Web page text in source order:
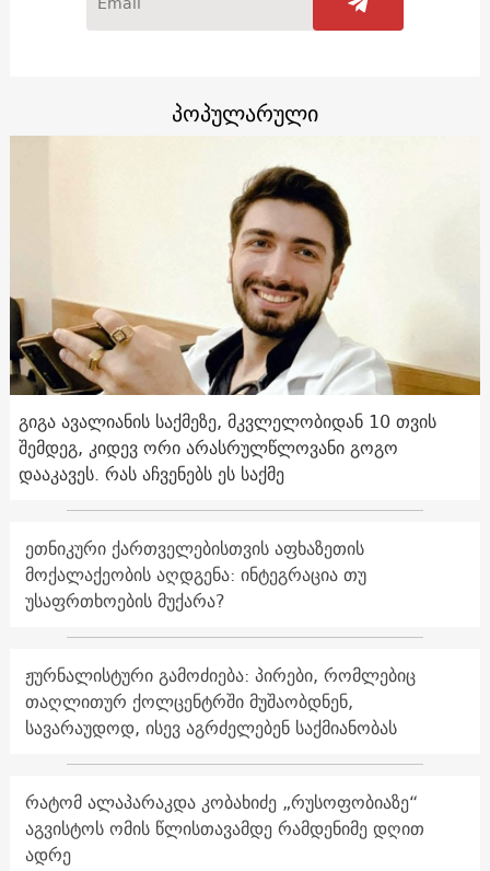
პოპულარული
გიგა ავალიანის საქმეზე, მკვლელობიდან 10 თვის
შემდეგ, კიდევ ორი არასრულწლოვანი გოგო
დააკავეს. რას აჩვენებს ეს საქმე
ეთნიკური ქართველებისთვის აფხაზეთის
მოქალაქეობის აღდგენა: ინტეგრაცია თუ
უსაფრთხოების მუქარა?
ჟურნალისტური გამოძიება: პირები, რომლებიც
თაღლითურ ქოლცენტრში მუშაობდნენ,
სავარაუდოდ, ისევ აგრძელებენ საქმიანობას
რატომ ალაპარაკდა კობახიძე „რუსოფობიაზე“
აგვისტოს ომის წლისთავამდე რამდენიმე დღით
ადრე